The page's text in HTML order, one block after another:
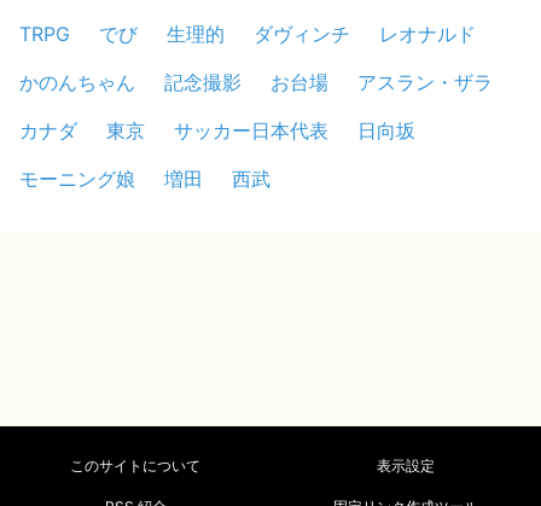
TRPG
でび 生理的 ダヴィンチ
レオナルド
かのんちゃん
記念撮影 お台場
アスラン・ザラ
カナダ
東京 サッカー日本代表
日向坂
モーニング娘
増田 西武
このサイトについて 表示設定